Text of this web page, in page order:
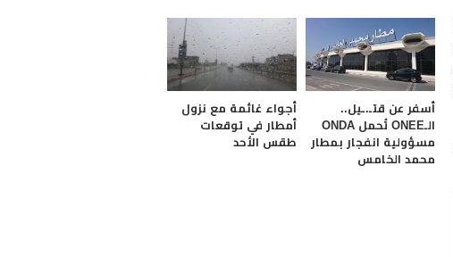
أسفر عن قتـ.ـيل..
الـONEE تُحمل ONDA
مسؤولية انفجار بمطار
محمد الخامس
أجواء غائمة مع نزول
أمطار في توقعات
طقس الأحد